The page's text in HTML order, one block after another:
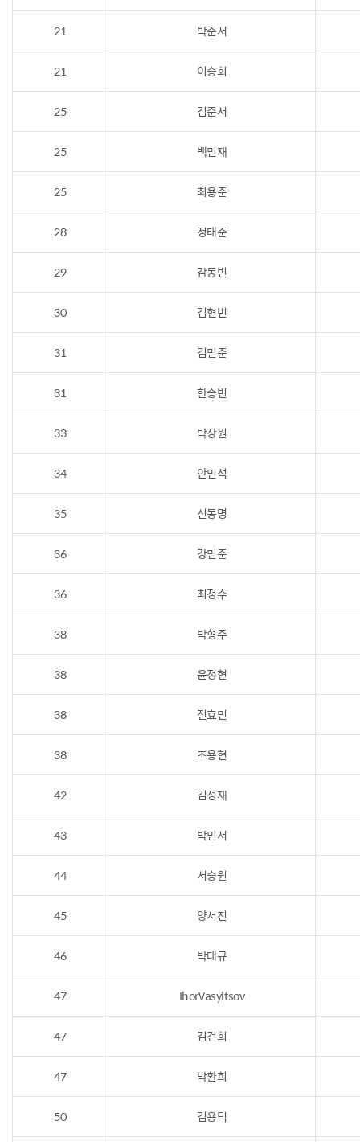
21 박준서
21 이승회
25 김준서
25 백민재
25 최용준
28 정태준
29 감동빈
30 김현빈
31 김민준
31 한승빈
33 박상원
34 안민석
35 신동명
36 강민준
36 최정수
38 박형주
38 윤정현
38 전효민
38 조용현
42 김성재
43 박민서
44 서승원
45 양서진
46 박태규
47 IhorVasyltsov
47 김건희
47 박환희
50 김용덕